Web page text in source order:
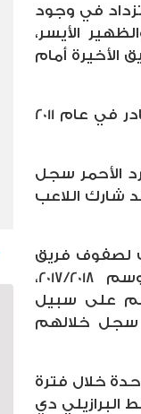
في وجود
الأيسر،
الأخيرة أمام
ويعد حسين السيد أحد ناشئ النادي الأهلي قبل ان يغادر في عام 2011
المارد الأحمر سجل
فقد شارك اللاعب
لصفوف فريق
الاتفاق السعودي خلال فترة الانتقالات الشتوية لموسم 2017/2018،
على سبيل
البطولات سجل خلالهم
خلال فترة
البرازيلي دي